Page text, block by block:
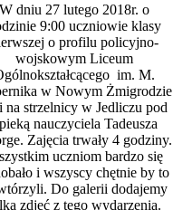
W dniu 27 lutego 2018r. o
9:00 uczniowie klasy
o profilu policyjno-
wojskowym Liceum
im. M.
w Nowym Żmigrodzie
na strzelnicy w Jedliczu pod
nauczyciela Tadeusza
Zajęcia trwały 4 godziny.
uczniom bardzo się
i wszyscy chętnie by to
Do galerii dodajemy
zdjęć z tego wydarzenia.